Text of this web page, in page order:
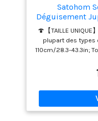
Satohom
Déguisement
Nurse
Infirmiere
Fête à Thème
🍄‍【TAILLE
plupart des types
110cm/28.3-43.3in;
60 kg) 🍄‍【
d'infirmière, lingerie
croisées des deux
dans le dos 🍄‍【
composée à 95%